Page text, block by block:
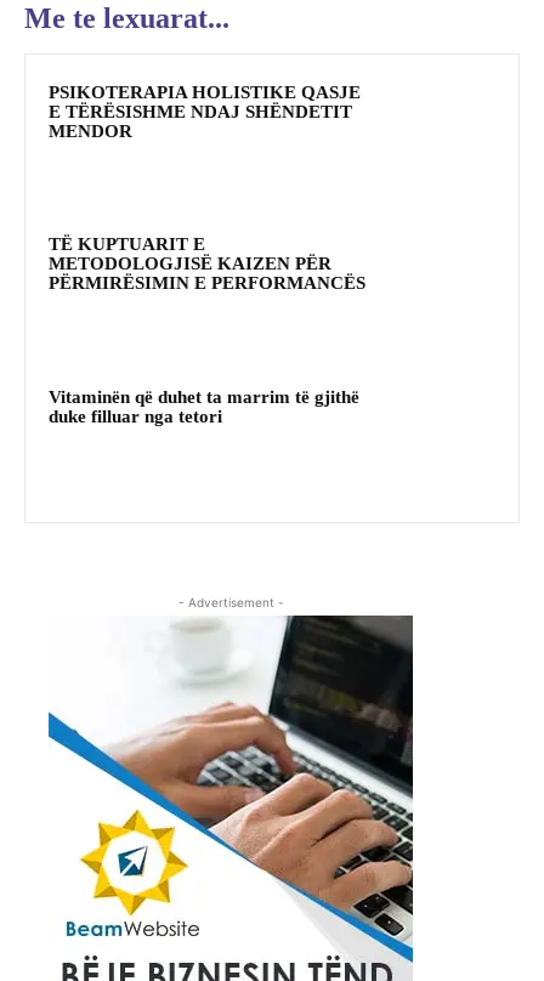
Me te lexuarat...
PSIKOTERAPIA HOLISTIKE QASJE
E TËRËSISHME NDAJ SHËNDETIT
MENDOR
TË KUPTUARIT E
METODOLOGJISË KAIZEN PËR
PËRMIRËSIMIN E PERFORMANCËS
Vitaminën që duhet ta marrim të gjithë
duke filluar nga tetori
- Advertisement -